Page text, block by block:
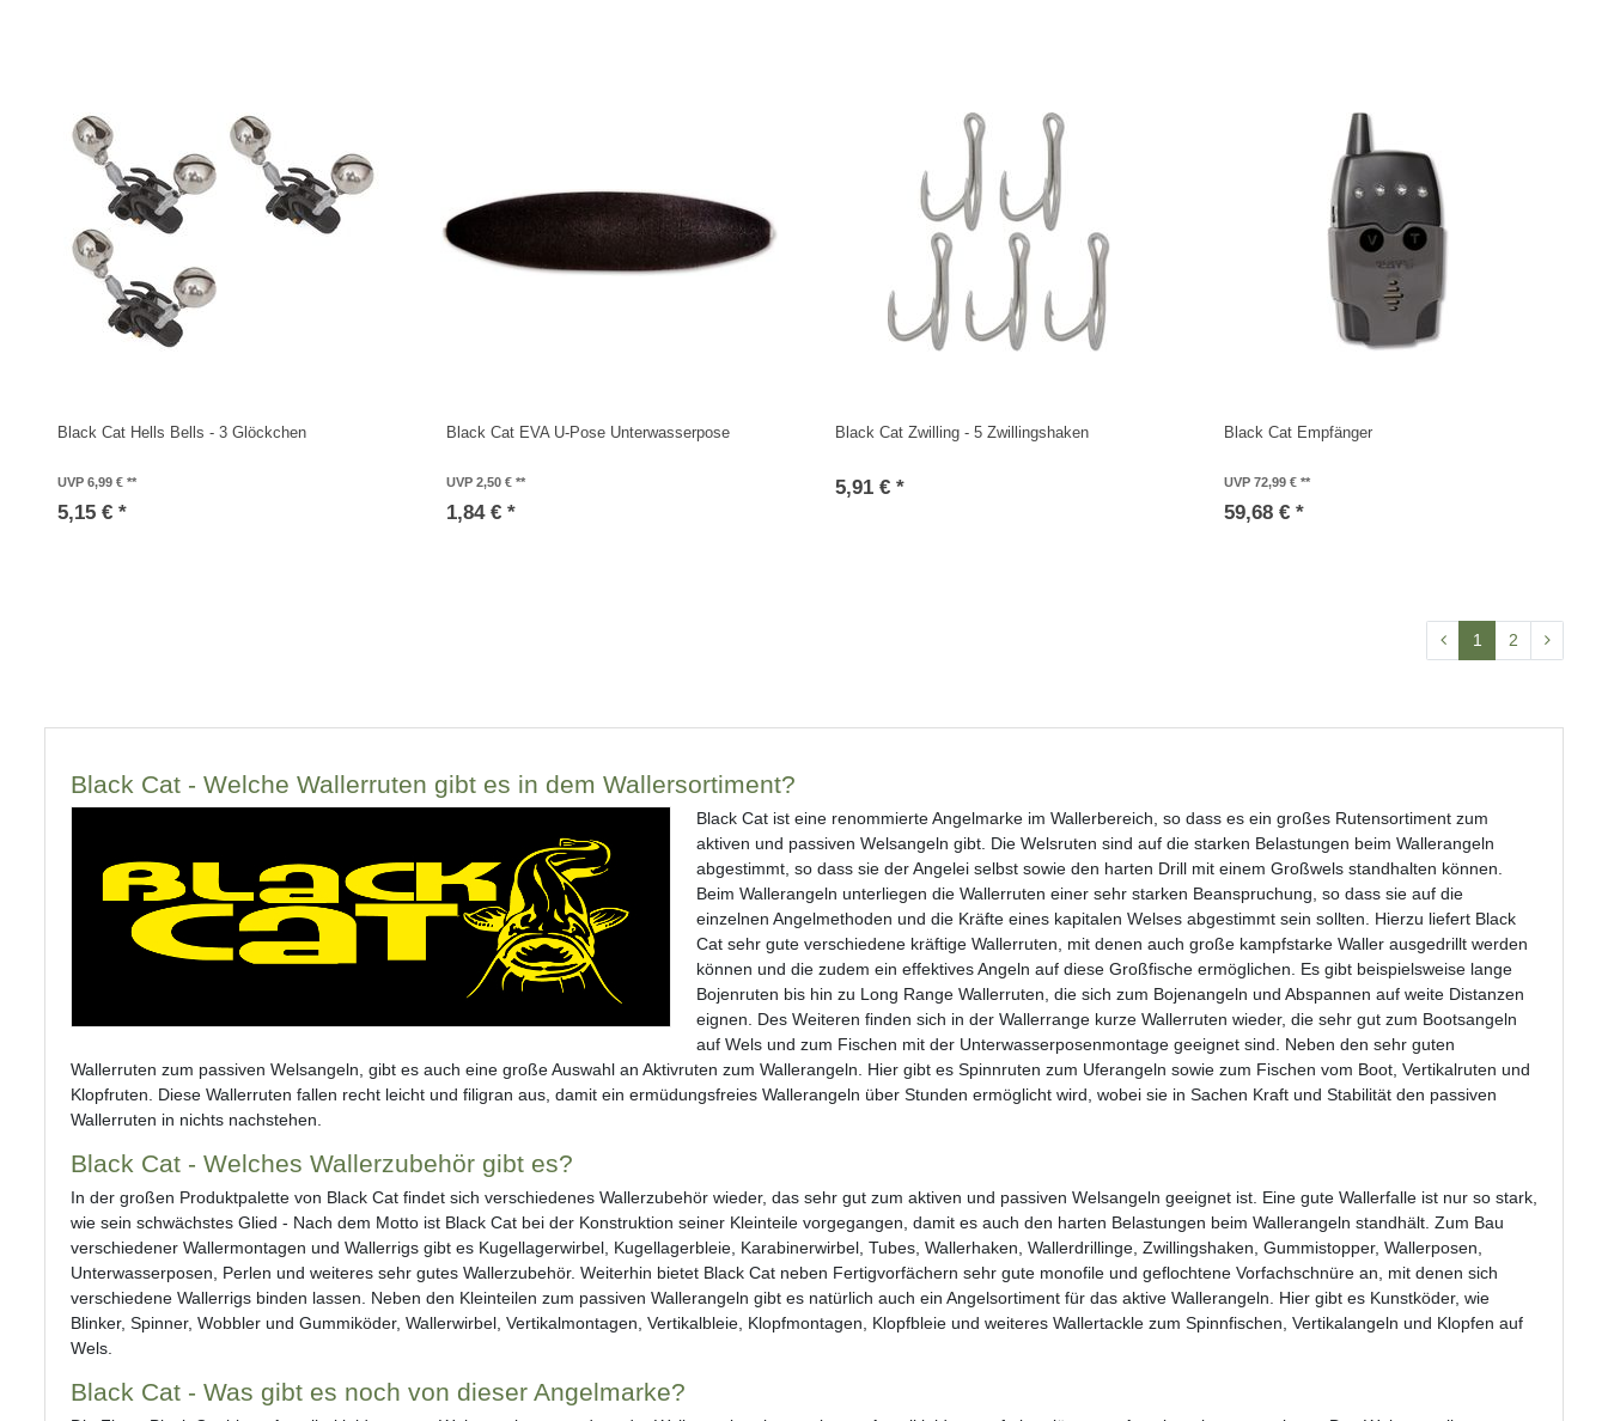
Black Cat Hells Bells - 3 Glöckchen
UVP 6,99 €
5,15 € *
Black Cat EVA U-Pose Unterwasserpose
UVP 2,50 €
1,84 € *
Black Cat Zwilling - 5 Zwillingshaken
5,91 € *
Black Cat Empfänger
UVP 72,99 €
59,68 € *
1 2
Black Cat - Welche Wallerruten gibt es in dem Wallersortiment?
Black Cat ist eine renommierte Angelmarke im Wallerbereich, so dass es ein großes Rutensortiment zum
aktiven und passiven Welsangeln gibt. Die Welsruten sind auf die starken Belastungen beim Wallerangeln
abgestimmt, so dass sie der Angelei selbst sowie den harten Drill mit einem Großwels standhalten können.
Beim Wallerangeln unterliegen die Wallerruten einer sehr starken Beanspruchung, so dass sie auf die
einzelnen Angelmethoden und die Kräfte eines kapitalen Welses abgestimmt sein sollten. Hierzu liefert Black
Cat sehr gute verschiedene kräftige Wallerruten, mit denen auch große kampfstarke Waller ausgedrillt werden
können und die zudem ein effektives Angeln auf diese Großfische ermöglichen. Es gibt beispielsweise lange
Bojenruten bis hin zu Long Range Wallerruten, die sich zum Bojenangeln und Abspannen auf weite Distanzen
eignen. Des Weiteren finden sich in der Wallerrange kurze Wallerruten wieder, die sehr gut zum Bootsangeln
auf Wels und zum Fischen mit der Unterwasserposenmontage geeignet sind. Neben den sehr guten
Wallerruten zum passiven Welsangeln, gibt es auch eine große Auswahl an Aktivruten zum Wallerangeln. Hier gibt es Spinnruten zum Uferangeln sowie zum Fischen vom Boot, Vertikalruten und
Klopfruten. Diese Wallerruten fallen recht leicht und filigran aus, damit ein ermüdungsfreies Wallerangeln über Stunden ermöglicht wird, wobei sie in Sachen Kraft und Stabilität den passiven
Wallerruten in nichts nachstehen.
Black Cat - Welches Wallerzubehör gibt es?
In der großen Produktpalette von Black Cat findet sich verschiedenes Wallerzubehör wieder, das sehr gut zum aktiven und passiven Welsangeln geeignet ist. Eine gute Wallerfalle ist nur so stark,
wie sein schwächstes Glied - Nach dem Motto ist Black Cat bei der Konstruktion seiner Kleinteile vorgegangen, damit es auch den harten Belastungen beim Wallerangeln standhält. Zum Bau
verschiedener Wallermontagen und Wallerrigs gibt es Kugellagerwirbel, Kugellagerbleie, Karabinerwirbel, Tubes, Wallerhaken, Wallerdrillinge, Zwillingshaken, Gummistopper, Wallerposen,
Unterwasserposen, Perlen und weiteres sehr gutes Wallerzubehör. Weiterhin bietet Black Cat neben Fertigvorfächern sehr gute monofile und geflochtene Vorfachschnüre an, mit denen sich
verschiedene Wallerrigs binden lassen. Neben den Kleinteilen zum passiven Wallerangeln gibt es natürlich auch ein Angelsortiment für das aktive Wallerangeln. Hier gibt es Kunstköder, wie
Blinker, Spinner, Wobbler und Gummiköder, Wallerwirbel, Vertikalmontagen, Vertikalbleie, Klopfmontagen, Klopfbleie und weiteres Wallertackle zum Spinnfischen, Vertikalangeln und Klopfen auf
Wels.
Black Cat - Was gibt es noch von dieser Angelmarke?